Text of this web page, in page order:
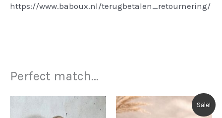
https://www.baboux.nl/terugbetalen_retournering/
Perfect match...
Sale!